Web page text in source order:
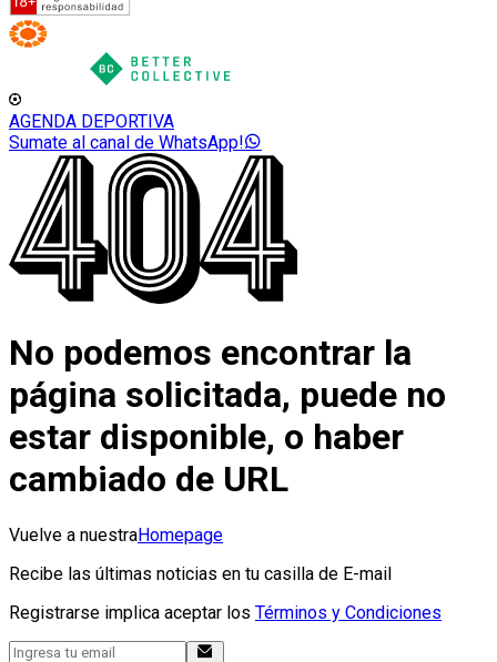
AGENDA DEPORTIVA
Sumate al canal de WhatsApp!
No podemos encontrar la
página solicitada, puede no
estar disponible, o haber
cambiado de URL
Vuelve a nuestraHomepage
Recibe las últimas noticias en tu casilla de E-mail
Registrarse implica aceptar los Términos y Condiciones